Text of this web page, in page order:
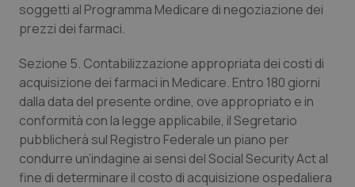
soggetti al Programma Medicare di negoziazione dei
prezzi dei farmaci.
Sezione 5. Contabilizzazione appropriata dei costi di
acquisizione dei farmaci in Medicare. Entro 180 giorni
dalla data del presente ordine, ove appropriato e in
conformità con la legge applicabile, il Segretario
pubblicherà sul Registro Federale un piano per
condurre un’indagine ai sensi del Social Security Act al
fine di determinare il costo di acquisizione ospedaliera